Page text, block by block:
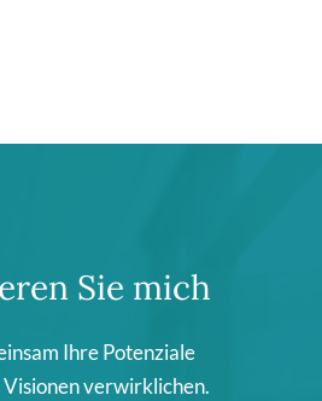
Sie mich
Ihre Potenziale
verwirklichen.